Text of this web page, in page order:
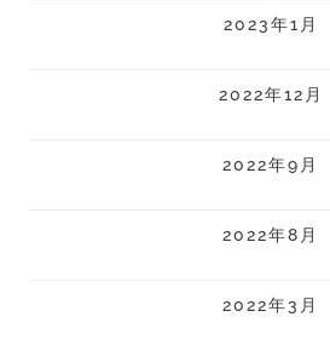
2023年1月
2022年12月
2022年9月
2022年8月
2022年3月